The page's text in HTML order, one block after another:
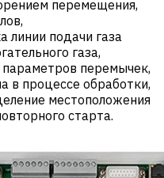
перемещения,
линии подачи газа
газа,
перемычек,
в процессе обработки,
местоположения
старта.